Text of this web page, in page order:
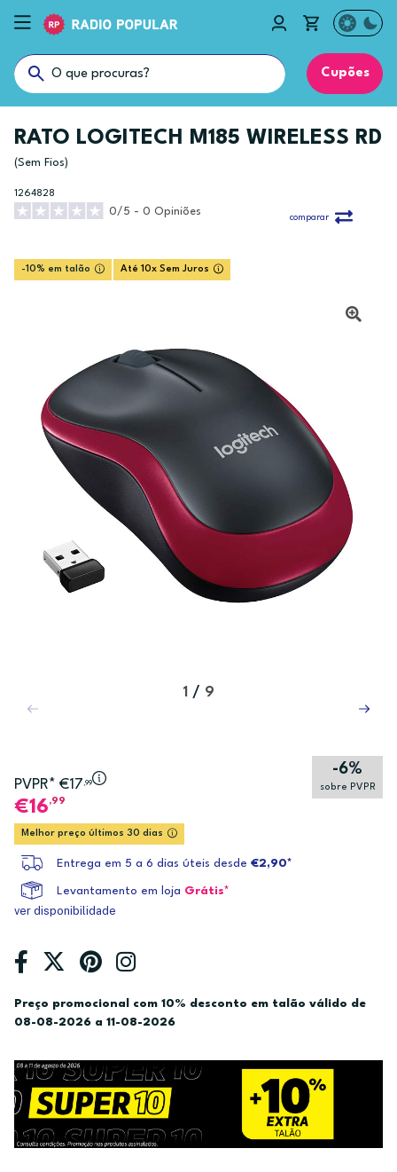
Cupões
RATO LOGITECH M185 WIRELESS RD
(Sem Fios)
1264828
0/5 - 0 Opiniões
comparar
-10% em talão Até 10x Sem Juros
1 / 9
PVPR* €17,99
-6%
sobre PVPR
16,99
Melhor preço últimos 30 dias
Entrega em 5 a 6 dias úteis desde €2,90*
Levantamento em loja Grátis*
ver disponibilidade
Preço promocional com 10% desconto em talão válido de
08-08-2026 a 11-08-2026